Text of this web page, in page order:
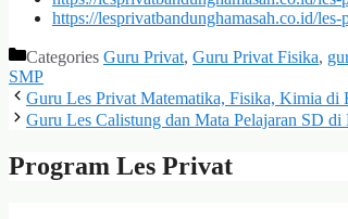
https://lesprivatbandunghamasah.co.id/
Categories Guru Privat, Guru Privat Fisika,
SMP
Guru Les Privat Matematika, Fisika, Kimia di
Guru Les Calistung dan Mata Pelajaran SD
Program Les Privat